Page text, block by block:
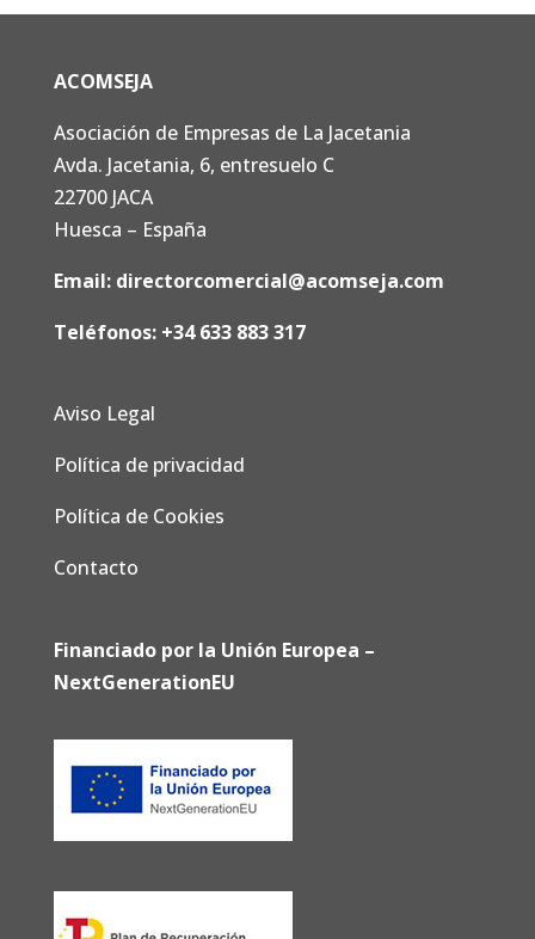
ACOMSEJA
Asociación de Empresas de La Jacetania
Avda. Jacetania, 6, entresuelo C
22700 JACA
Huesca – España
Email: directorcomercial@acomseja.com
Teléfonos: +34 633 883 317
Aviso Legal
Política de privacidad
Política de Cookies
Contacto
Financiado por la Unión Europea –
NextGenerationEU